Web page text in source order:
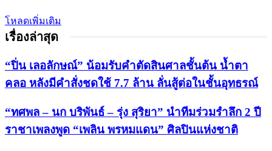
โหลดเพิ่มเติม
เรื่องล่าสุด
“ปิ่น เลอลักษณ์” น้อมรับคำตัดสินศาลชั้นต้น น้ำตา
คลอ หลังมีคำสั่งชดใช้ 7.7 ล้าน ลั่นสู้ต่อในชั้นอุทธรณ์
“ทศพล – นก บริพันธ์ – รุ่ง สุริยา” นำทีมร่วมรำลึก 2 ปี
ราชาเพลงพูด “เพลิน พรหมแดน” ศิลปินแห่งชาติ